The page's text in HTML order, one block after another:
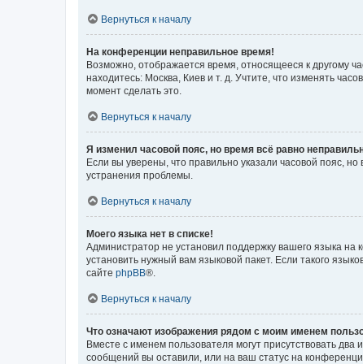
Вернуться к началу
На конференции неправильное время!
Возможно, отображается время, относящееся к другому
находитесь: Москва, Киев и т. д. Учтите, что изменять
момент сделать это.
Вернуться к началу
Я изменил часовой пояс, но время всё равно
Если вы уверены, что правильно указали часовой пояс,
устранения проблемы.
Вернуться к началу
Моего языка нет в списке!
Администратор не установил поддержку вашего языка
установить нужный вам языковой пакет. Если такого
сайте phpBB®.
Вернуться к началу
Что означают изображения рядом с моим именем
Вместе с именем пользователя могут присутствовать
сообщений вы оставили, или на ваш статус на